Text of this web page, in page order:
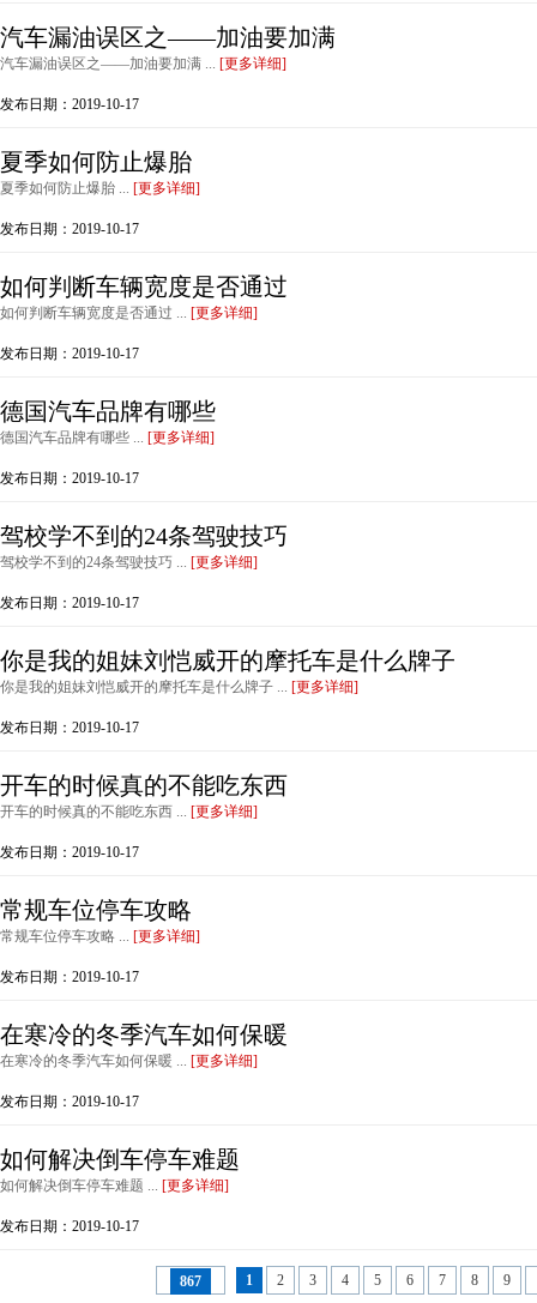
汽车漏油误区之——加油要加满
汽车漏油误区之——加油要加满 ... [更多详细]
发布日期：2019-10-17
夏季如何防止爆胎
夏季如何防止爆胎 ... [更多详细]
发布日期：2019-10-17
如何判断车辆宽度是否通过
如何判断车辆宽度是否通过 ... [更多详细]
发布日期：2019-10-17
德国汽车品牌有哪些
德国汽车品牌有哪些 ... [更多详细]
发布日期：2019-10-17
驾校学不到的24条驾驶技巧
驾校学不到的24条驾驶技巧 ... [更多详细]
发布日期：2019-10-17
你是我的姐妹刘恺威开的摩托车是什么牌子
你是我的姐妹刘恺威开的摩托车是什么牌子 ... [更多详细]
发布日期：2019-10-17
开车的时候真的不能吃东西
开车的时候真的不能吃东西 ... [更多详细]
发布日期：2019-10-17
常规车位停车攻略
常规车位停车攻略 ... [更多详细]
发布日期：2019-10-17
在寒冷的冬季汽车如何保暖
在寒冷的冬季汽车如何保暖 ... [更多详细]
发布日期：2019-10-17
如何解决倒车停车难题
如何解决倒车停车难题 ... [更多详细]
发布日期：2019-10-17
867 1 2 3 4 5 6 7 8 9